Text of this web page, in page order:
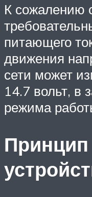
К сожалению
питающего
движения
сети может
14.7 вольт, в
режима